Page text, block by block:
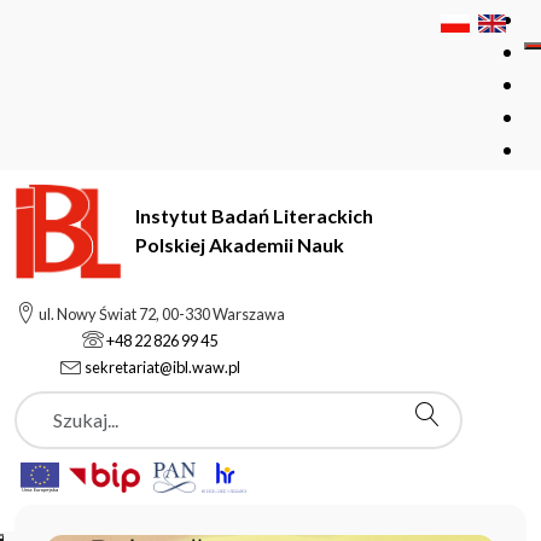
Instytut Badań Literackich
Polskiej Akademii Nauk
ul. Nowy Świat 72, 00-330 Warszawa
+48 22 826 99 45
sekretariat@ibl.waw.pl
Szukaj
Instytut Badań Literackich Polskiej Akademii Nauk
Aktualności